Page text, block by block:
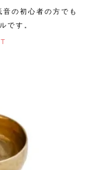
の初心者の方でも
です。